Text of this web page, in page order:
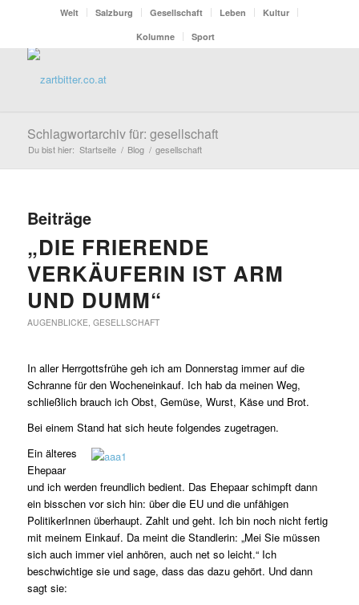
Welt Salzburg Gesellschaft Leben
Kultur
Kolumne
Sport
Schlagwortarchiv für: gesellschaft
Du bist hier: Startseite / Blog / gesellschaft
Beiträge
„DIE FRIERENDE
VERKÄUFERIN IST ARM
UND DUMM“
AUGENBLICKE, GESELLSCHAFT
In aller Herrgottsfrühe geh ich am Donnerstag immer auf die
Schranne für den Wocheneinkauf. Ich hab da meinen Weg,
schließlich brauch ich Obst, Gemüse, Wurst, Käse und Brot.
Bei einem Stand hat sich heute folgendes zugetragen.
Ein älteres
Ehepaar
und ich werden freundlich bedient. Das Ehepaar schimpft dann
ein bisschen vor sich hin: über die EU und die unfähigen
PolitikerInnen überhaupt. Zahlt und geht. Ich bin noch nicht fertig
mit meinem Einkauf. Da meint die Standlerin: „Mei Sie müssen
sich auch immer viel anhören, auch net so leicht.“ Ich
beschwichtige sie und sage, dass das dazu gehört. Und dann
sagt sie: